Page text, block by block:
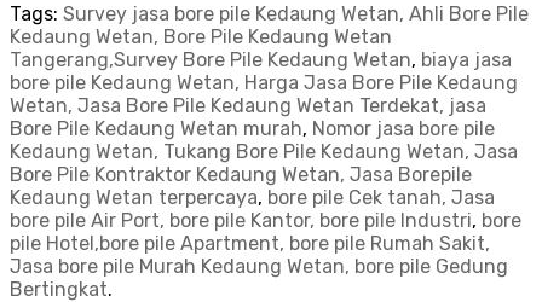
Tags: Survey jasa bore pile Kedaung Wetan, Ahli Bore Pile
Kedaung Wetan, Bore Pile Kedaung Wetan
Tangerang,Survey Bore Pile Kedaung Wetan, biaya jasa
bore pile Kedaung Wetan, Harga Jasa Bore Pile Kedaung
Wetan, Jasa Bore Pile Kedaung Wetan Terdekat, jasa
Bore Pile Kedaung Wetan murah, Nomor jasa bore pile
Kedaung Wetan, Tukang Bore Pile Kedaung Wetan, Jasa
Bore Pile Kontraktor Kedaung Wetan, Jasa Borepile
Kedaung Wetan terpercaya, bore pile Cek tanah, Jasa
bore pile Air Port, bore pile Kantor, bore pile Industri, bore
pile Hotel,bore pile Apartment, bore pile Rumah Sakit,
Jasa bore pile Murah Kedaung Wetan, bore pile Gedung
Bertingkat.